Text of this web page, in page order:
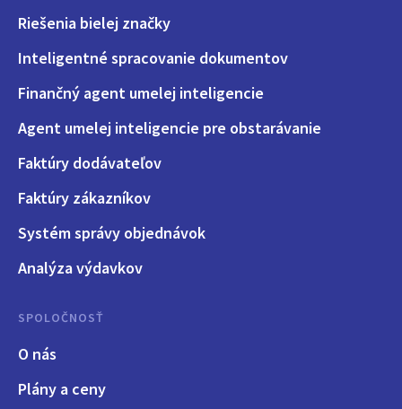
Riešenia bielej značky
Inteligentné spracovanie dokumentov
Finančný agent umelej inteligencie
Agent umelej inteligencie pre obstarávanie
Faktúry dodávateľov
Faktúry zákazníkov
Systém správy objednávok
Analýza výdavkov
SPOLOČNOSŤ
O nás
Plány a ceny